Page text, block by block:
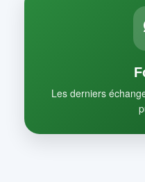
Les derniers